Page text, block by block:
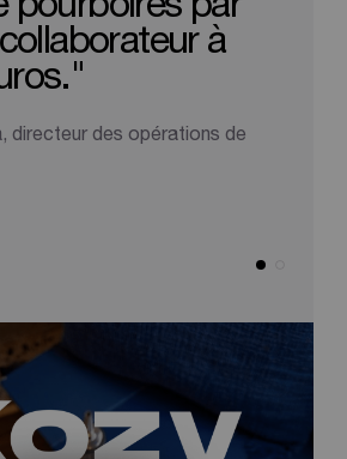
collaborateur à
directeur des opérations de